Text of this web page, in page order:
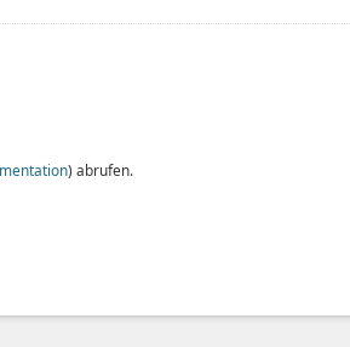
) abrufen.